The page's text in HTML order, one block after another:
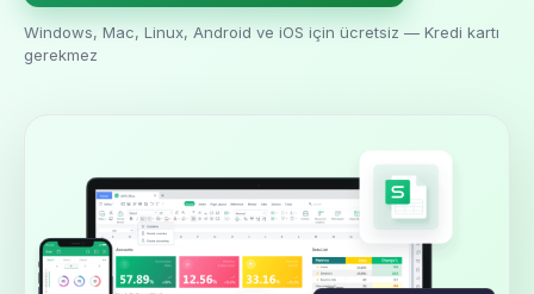
Windows, Mac, Linux, Android ve iOS için ücretsiz — Kredi kartı
gerekmez